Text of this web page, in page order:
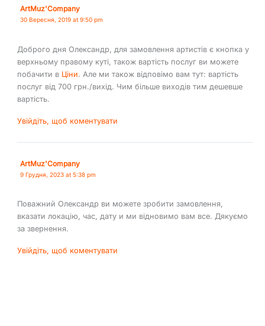
ArtMuz'Company
30 Вересня, 2019 at 9:50 pm
Доброго дня Олександр, для замовлення артистів є кнопка у
верхньому правому куті, також вартість послуг ви можете
побачити в Ціни. Але ми також відповімо вам тут: вартість
послуг від 700 грн./вихід. Чим більше виходів тим дешевше
вартість.
Увійдіть, щоб коментувати
ArtMuz'Company
9 Грудня, 2023 at 5:38 pm
Поважний Олександр ви можете зробити замовлення,
вказати локацію, час, дату и ми відновимо вам все. Дякуємо
за звернення.
Увійдіть, щоб коментувати